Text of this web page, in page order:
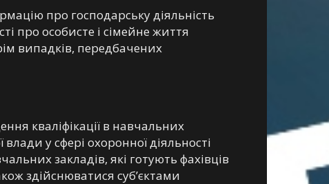
про господарську діяльність
про особисте і сімейне життя
випадків, передбачених
кваліфікації в навчальних
у сфері охоронної діяльності
закладів, які готують фахівців
здійснюватися суб’єктами